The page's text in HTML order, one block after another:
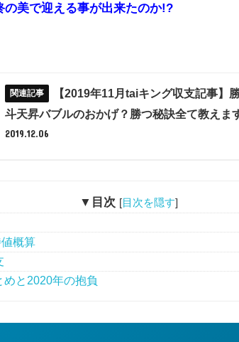
の美で迎える事が出来たのか!?
【2019年11月taiキング収支記事】
斗天昇バブルのおかげ？勝つ秘訣全て教えま
2019.12.06
▼目次 [目次を隠す]
概算
めと2020年の抱負